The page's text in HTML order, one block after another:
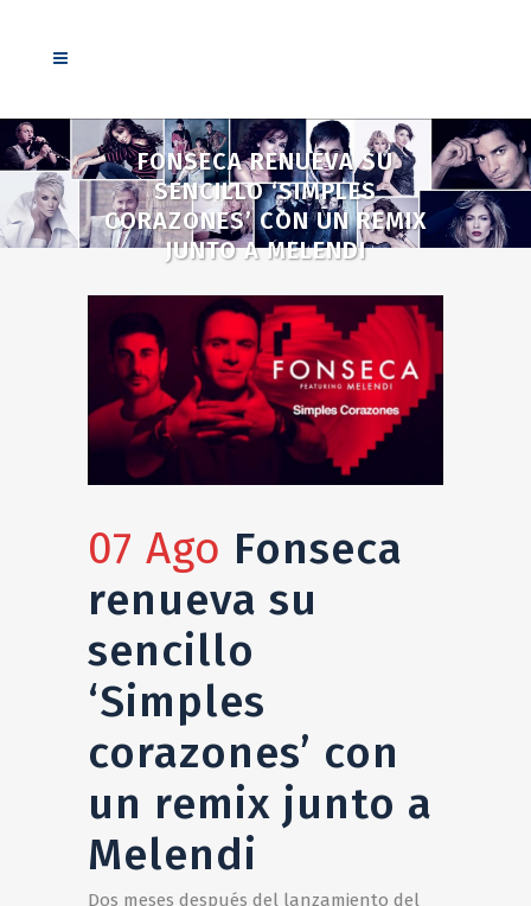
FONSECA RENUEVA SU
SENCILLO ‘SIMPLES
CORAZONES’ CON UN REMIX
JUNTO A MELENDI
07 Ago Fonseca
renueva su
sencillo
‘Simples
corazones’ con
un remix junto a
Melendi
Dos meses después del lanzamiento del